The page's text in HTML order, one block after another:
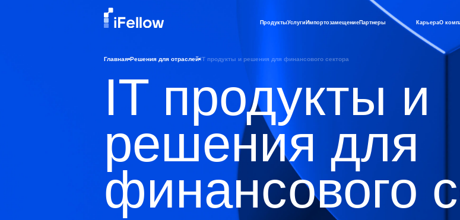
ПродуктыУслугиИмпортозамещениеПартнеры КарьераО
Главная Решения для отраслей IT продукты и решения для финансового сектора
IT продукты и
решения для
финансового